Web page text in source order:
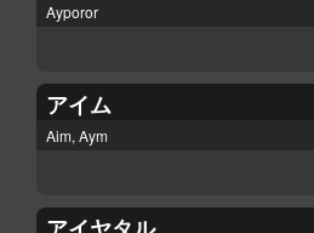
Ayporor
アイム
Aim, Aym